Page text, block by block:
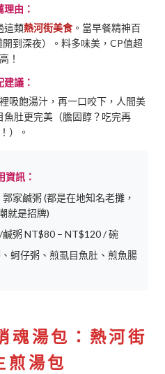
理由：
這類熱河街美食 。當早餐精神百
到深夜）。料多味美，CP值超
高！
建議：
吸飽湯汁，再一口咬下，人間美
肚更完美（膽固醇？吃完再
）。
資訊：
家鹹粥 (都是在地知名老攤，
就是招牌)
粥 NT$80 – NT$120 / 碗
蚵仔粥、煎虱目魚肚、煎魚腸
魂湯包：熱河街
煎湯包